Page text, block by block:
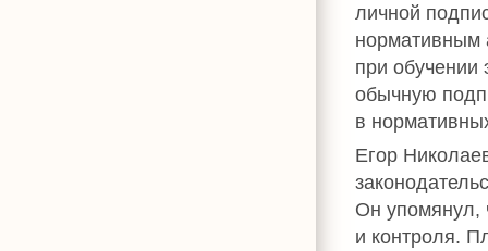
личной
нормативным
при обучении
обычную
в
Егор
Он упомянул,
и контроля.